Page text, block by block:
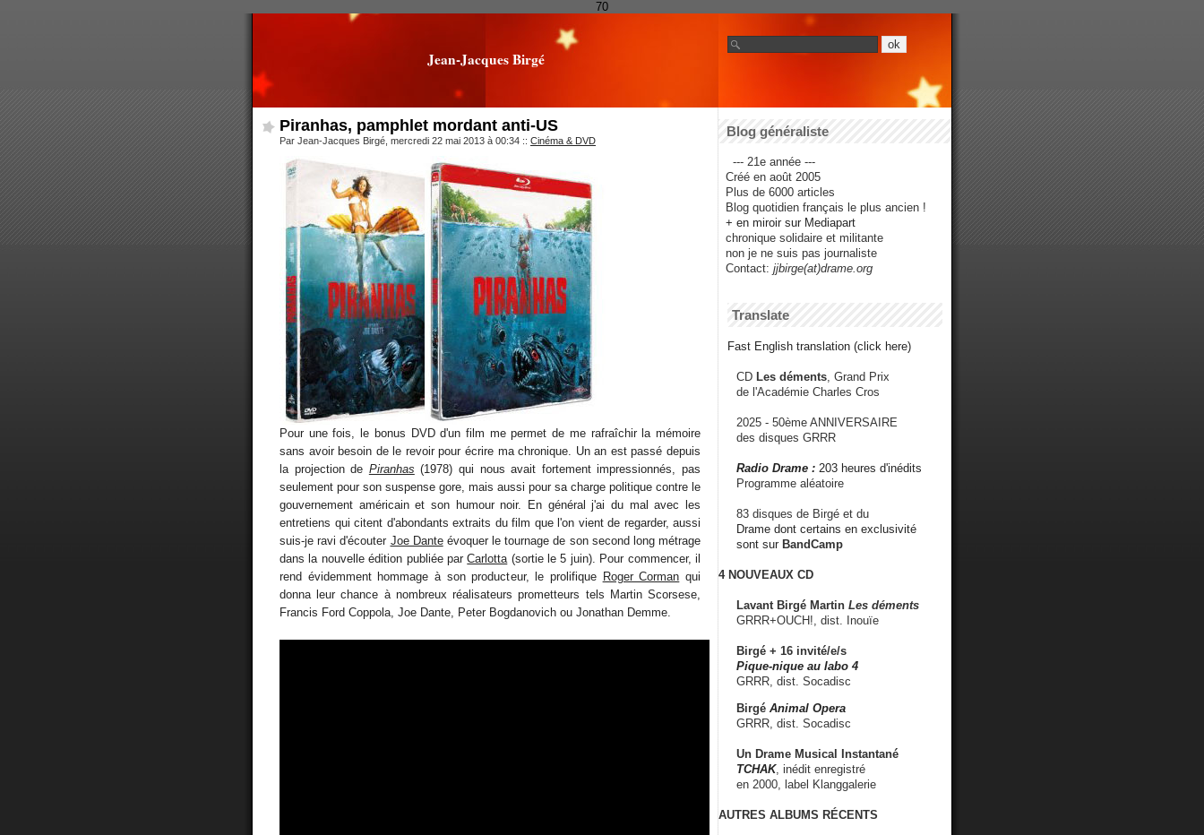
70
Jean-Jacques Birgé
Piranhas, pamphlet mordant anti-US
Par Jean-Jacques Birgé, mercredi 22 mai 2013 à 00:34 :: Cinéma & DVD
Pour une fois, le bonus DVD d'un film me permet de me rafraîchir la mémoire
sans avoir besoin de le revoir pour écrire ma chronique. Un an est passé depuis
la projection de Piranhas (1978) qui nous avait fortement impressionnés, pas
seulement pour son suspense gore, mais aussi pour sa charge politique contre le
gouvernement américain et son humour noir. En général j'ai du mal avec les
entretiens qui citent d'abondants extraits du film que l'on vient de regarder, aussi
suis-je ravi d'écouter Joe Danteévoquer le tournage de son second long métrage
dans la nouvelle édition publiée parCarlotta (sortie le 5 juin). Pour commencer, il
rend évidemment hommage à son producteur, le prolifique Roger Corman qui
donna leur chance à nombreux réalisateurs prometteurs tels Martin Scorsese,
Francis Ford Coppola, Joe Dante, Peter Bogdanovich ou Jonathan Demme.
Blog généraliste
--- 21e année ---
Créé en août 2005
Plus de 6000 articles
Blog quotidien français le plus ancien !
+ en miroir sur Mediapart
chronique solidaire et militante
non je ne suis pas journaliste
Contact: jjbirge(at)drame.org
Translate
Fast English translation (click here)
CD Les déments , Grand Prix
de l'Académie Charles Cros
2025 - 50ème ANNIVERSAIRE
des disques GRRR
Radio Drame : 203 heures d'inédits
Programme aléatoire
83 disques de Birgé et du
Drame dont certains en exclusivité
sont sur BandCamp
4 NOUVEAUX CD
Lavant Birgé Martin Les déments
GRRR+OUCH!, dist. Inouïe
Birgé + 16 invité/e/s
Pique-nique au labo 4
GRRR, dist. Socadisc
Birgé Animal Opera
GRRR, dist. Socadisc
Un Drame Musical Instantané
TCHAK, inédit enregistré
en 2000, label Klanggalerie
AUTRES ALBUMS RÉCENTS